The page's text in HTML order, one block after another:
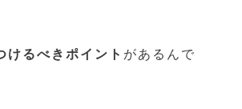
けるべきポイント があるんで